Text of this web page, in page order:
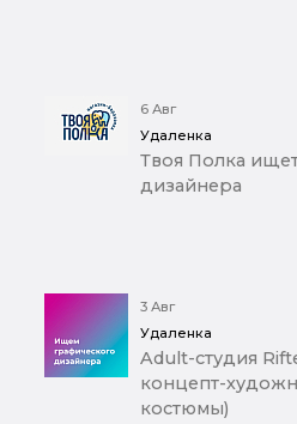
6 Авг
Удаленка
Твоя Полка
дизайнера
3 Авг
Удаленка
Adult-студия
концепт-
костюмы)